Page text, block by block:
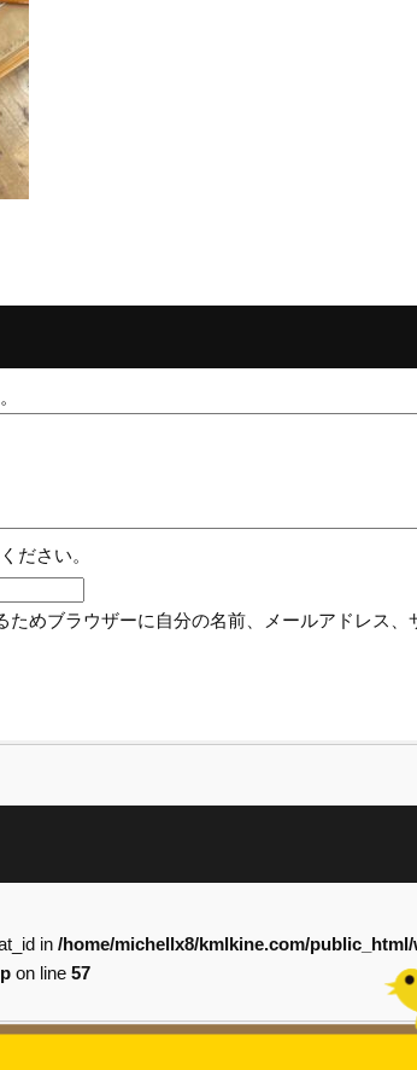
ださい。
ためブラウザーに自分の名前、メールアドレス、
in /home/michellx8/kmlkine.com/
on line 57